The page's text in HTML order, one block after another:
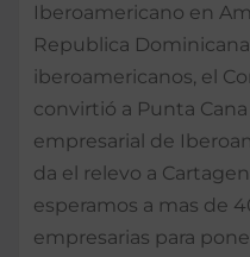
Iberoamericano en
Republica
iberoamericanos, el
convirtió a Punta
empresarial de
da el relevo a
esperamos a mas de
empresarias para